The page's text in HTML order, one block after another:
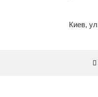
Киев,